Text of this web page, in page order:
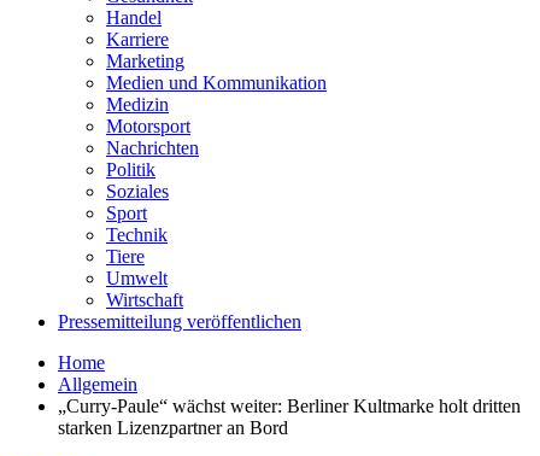
Handel
Karriere
Marketing
Medien und Kommunikation
Medizin
Motorsport
Nachrichten
Politik
Soziales
Sport
Technik
Tiere
Umwelt
Wirtschaft
Pressemitteilung veröffentlichen
Home
Allgemein
„Curry-Paule“ wächst weiter: Berliner Kultmarke holt dritten
starken Lizenzpartner an Bord